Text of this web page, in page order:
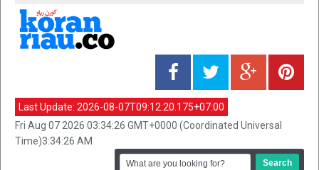
Last Update: 2026-08-07T09:12:20.175+07:00
Fri Aug 07 2026 03:34:26 GMT+0000 (Coordinated Universal
Time)3:34:26 AM